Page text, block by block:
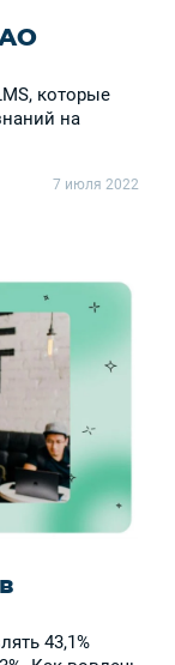
АО
которые
на
7 июля 2022
43,1%